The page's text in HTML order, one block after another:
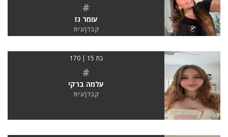
#
עומר גז
קבלן/נית
בת 15 | 170
#
עלמה ברקי
קבלן/נית